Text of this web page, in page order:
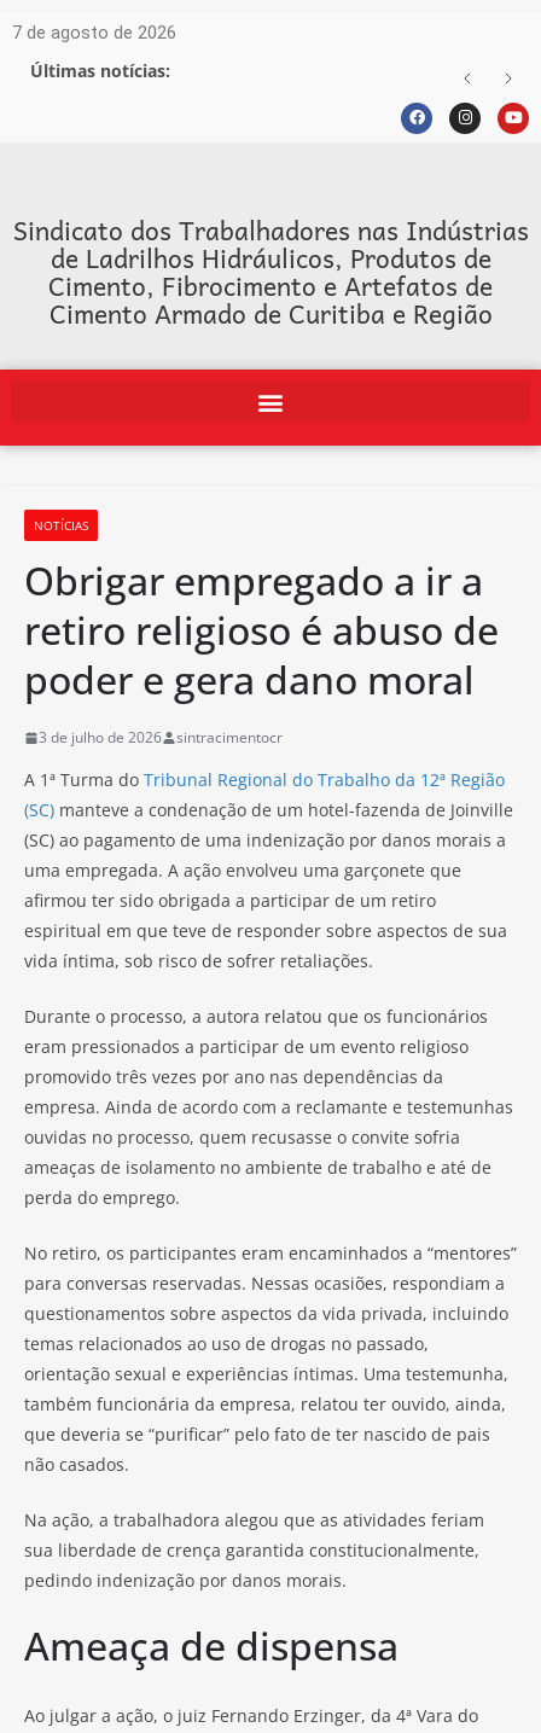
7 de agosto de 2026
Últimas notícias:
Sindicato dos Trabalhadores nas Indústrias
de Ladrilhos Hidráulicos, Produtos de
Cimento, Fibrocimento e Artefatos de
Cimento Armado de Curitiba e Região
NOTÍCIAS
Obrigar empregado a ir a
retiro religioso é abuso de
poder e gera dano moral
3 de julho de 2026 sintracimentocr
A 1ª Turma do Tribunal Regional do Trabalho da 12ª Região
(SC) manteve a condenação de um hotel-fazenda de Joinville
(SC) ao pagamento de uma indenização por danos morais a
uma empregada. A ação envolveu uma garçonete que
afirmou ter sido obrigada a participar de um retiro
espiritual em que teve de responder sobre aspectos de sua
vida íntima, sob risco de sofrer retaliações.
Durante o processo, a autora relatou que os funcionários
eram pressionados a participar de um evento religioso
promovido três vezes por ano nas dependências da
empresa. Ainda de acordo com a reclamante e testemunhas
ouvidas no processo, quem recusasse o convite sofria
ameaças de isolamento no ambiente de trabalho e até de
perda do emprego.
No retiro, os participantes eram encaminhados a “mentores”
para conversas reservadas. Nessas ocasiões, respondiam a
questionamentos sobre aspectos da vida privada, incluindo
temas relacionados ao uso de drogas no passado,
orientação sexual e experiências íntimas. Uma testemunha,
também funcionária da empresa, relatou ter ouvido, ainda,
que deveria se “purificar” pelo fato de ter nascido de pais
não casados.
Na ação, a trabalhadora alegou que as atividades feriam
sua liberdade de crença garantida constitucionalmente,
pedindo indenização por danos morais.
Ameaça de dispensa
Ao julgar a ação, o juiz Fernando Erzinger, da 4ª Vara do